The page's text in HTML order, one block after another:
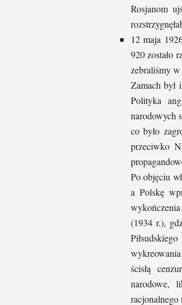
Rosjanom
12 maja
920 zostało
zebraliśmy w
Zamach był
Polityka
narodowych
co było
przeciwko
Po objęciu
a Polskę
(1934 r.),
ścisłą
narodowe,
racjonalnego